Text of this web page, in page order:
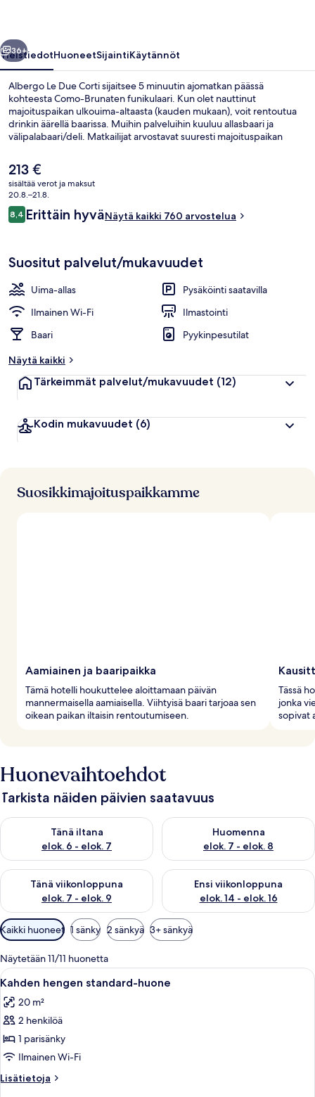
Seuraava
36+
YleistiedotHuoneetSijaintiKäytännöt
Albergo Le Due Corti sijaitsee 5 minuutin ajomatkan päässä
kohteesta Como-Brunaten funikulaari. Kun olet nauttinut
majoituspaikan ulkouima-altaasta (kauden mukaan), voit rentoutua
drinkin äärellä baarissa. Muihin palveluihin kuuluu allasbaari ja
välipalabaari/deli. Matkailijat arvostavat suuresti majoituspaikan
lähellä: Como Nord Lagon asema sijaitsee vain 13 minuutin
kävelymatkan päässä.
Nykyinen
hinta
on
213 €
213 €
sisältää verot ja maksut
20.8.–21.8.
Arvostelut
8,48,4 kautta 10.
Erittäin hyväNäytä kaikki 760 arvostelua
Suositut palvelut/mukavuudet
Uima-allas
Pysäköinti saatavilla
Ilmainen Wi-Fi
Ilmastointi
Baari
Pyykinpesutilat
Näytä kaikki
Tärkeimmät palvelut/mukavuudet (12)
Kodin mukavuudet (6)
Suosikkimajoituspaikkamme
Aamiainen ja baaripaikka
Tämä hotelli houkuttelee aloittamaan päivän
mannermaisella aamiaisella. Viihtyisä baari tarjoaa sen
oikean paikan iltaisin rentoutumiseen.
Tässä
jonka
sopivat
Huonevaihtoehdot
Tarkista näiden päivien saatavuus
Tänä iltana
elok. 6 - elok. 7
Tarkista tämän illan saatavuus elok. 6 - elok. 7
Huomenna
elok. 7 - elok. 8
Tarkista huomisen saatavuus
Tänä viikonloppuna
elok. 7 - elok. 9
Tarkista tämän viikonlopun saatavuus elok. 7 - elok. 9
Ensi viikonloppuna
elok. 14 - elok. 16
Tarkista ensi viikonlopun
Huoneille
saatavilla
olevia
suodattimia
Kaikki huoneet 1 sänky 2 sänkyä 3+ sänkyä
Näytetään 11/11 huonetta
Avaa
kaikki
huonetyypin
Kahden
hengen
standard-
huone
kuvat
Siististi pedattu sänky, jossa on
5
Kahden hengen standard-huone
20 m²
2 henkilöä
1 parisänky
Ilmainen Wi-Fi
Lisätietoja
Lisätietoja